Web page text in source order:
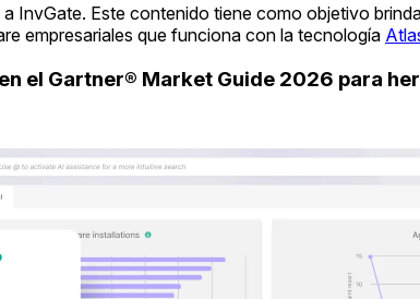
InvGate. Este contenido tiene como objetivo
empresariales que funciona con la tecnología
el Gartner® Market Guide 2026 para